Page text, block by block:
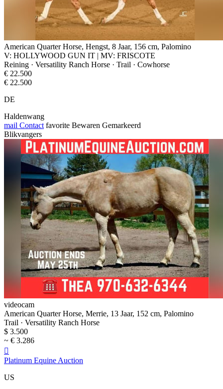
American Quarter Horse, Hengst, 8 Jaar, 156 cm, Palomino
V: HOLLYWOOD GUN IT | MV: FRISCOTE
Reining · Versatility Ranch Horse · Trail · Cowhorse
€ 22.500
€ 22.500
DE
Haldenwang
mail Contact favorite Bewaren Gemarkeerd
Blikvangers
videocam
American Quarter Horse, Merrie, 13 Jaar, 152 cm, Palomino
Trail · Versatility Ranch Horse
$ 3.500
~ € 3.286

Platinum Equine Auction
US